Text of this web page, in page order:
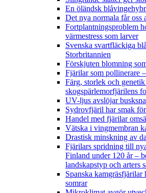
En öländsk
Det nya normala får oss
Fortplantningsproblem
värmestress som larver
Svenska svartfläckiga
Storbritannien
Förskjuten blomning
Fjärilar som pollinerare
Färg, storlek och
skogspärlemorfjärilens
UV-ljus avslöjar
Sydrovfjäril har smak
Handel med fjärilar
Vätska i vingmembran
Drastisk minskning av
Fjärilars spridning till
Finland under 120 år–
landskapstyp och arters
Spanska kamgräsfjärilar
somrar